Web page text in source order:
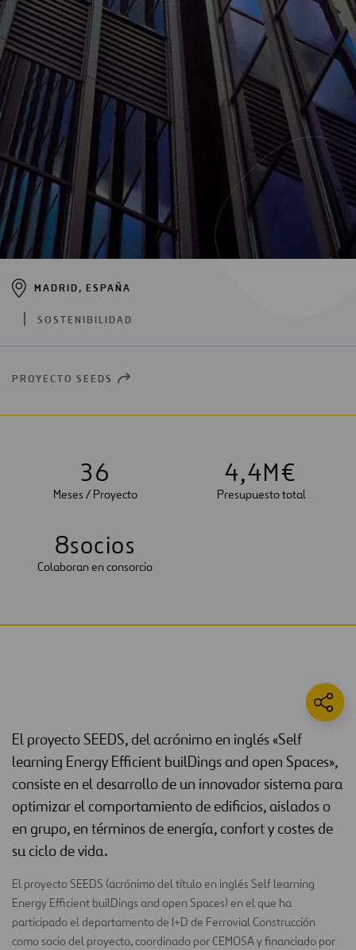
MADRID, ESPAÑA
SOSTENIBILIDAD
PROYECTO SEEDS OPEN
36
Meses / Proyecto
4,4M€
Presupuesto total
8socios
Colaboran en consorcio
El proyecto SEEDS, del acrónimo en inglés «Self
learning Energy Efficient builDings and open Spaces»,
consiste en el desarrollo de un innovador sistema para
optimizar el comportamiento de edificios, aislados o
en grupo, en términos de energía, confort y costes de
su ciclo de vida.
El proyecto SEEDS (acrónimo del título en inglés Self learning
Energy Efficient builDings and open Spaces) en el que ha
participado el departamento de I+D de Ferrovial Construcción
como socio del proyecto, coordinado por CEMOSA y financiado por